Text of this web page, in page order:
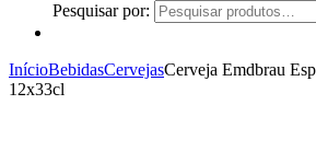
Pesquisar por:
InícioBebidasCervejasCerveja Emdbrau
12x33cl